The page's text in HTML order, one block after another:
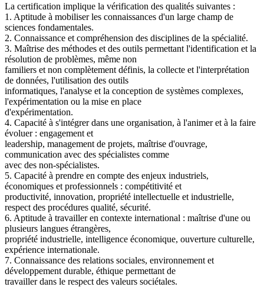
La certification implique la vérification des qualités suivantes :
1. Aptitude à mobiliser les connaissances d'un large champ de
sciences fondamentales.
2. Connaissance et compréhension des disciplines de la spécialité.
3. Maîtrise des méthodes et des outils permettant l'identification et la
résolution de problèmes, même non
familiers et non complètement définis, la collecte et l'interprétation
de données, l'utilisation des outils
informatiques, l'analyse et la conception de systèmes complexes,
l'expérimentation ou la mise en place
d'expérimentation.
4. Capacité à s'intégrer dans une organisation, à l'animer et à la faire
évoluer : engagement et
leadership, management de projets, maîtrise d'ouvrage,
communication avec des spécialistes comme
avec des non-spécialistes.
5. Capacité à prendre en compte des enjeux industriels,
économiques et professionnels : compétitivité et
productivité, innovation, propriété intellectuelle et industrielle,
respect des procédures qualité, sécurité.
6. Aptitude à travailler en contexte international : maîtrise d'une ou
plusieurs langues étrangères,
propriété industrielle, intelligence économique, ouverture culturelle,
expérience internationale.
7. Connaissance des relations sociales, environnement et
développement durable, éthique permettant de
travailler dans le respect des valeurs sociétales.